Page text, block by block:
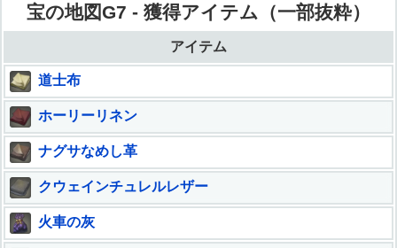
宝の地図G7 - 獲得アイテム（一部抜粋）
アイテム
道士布
ホーリーリネン
ナグサなめし革
クウェインチュレルレザー
火車の灰